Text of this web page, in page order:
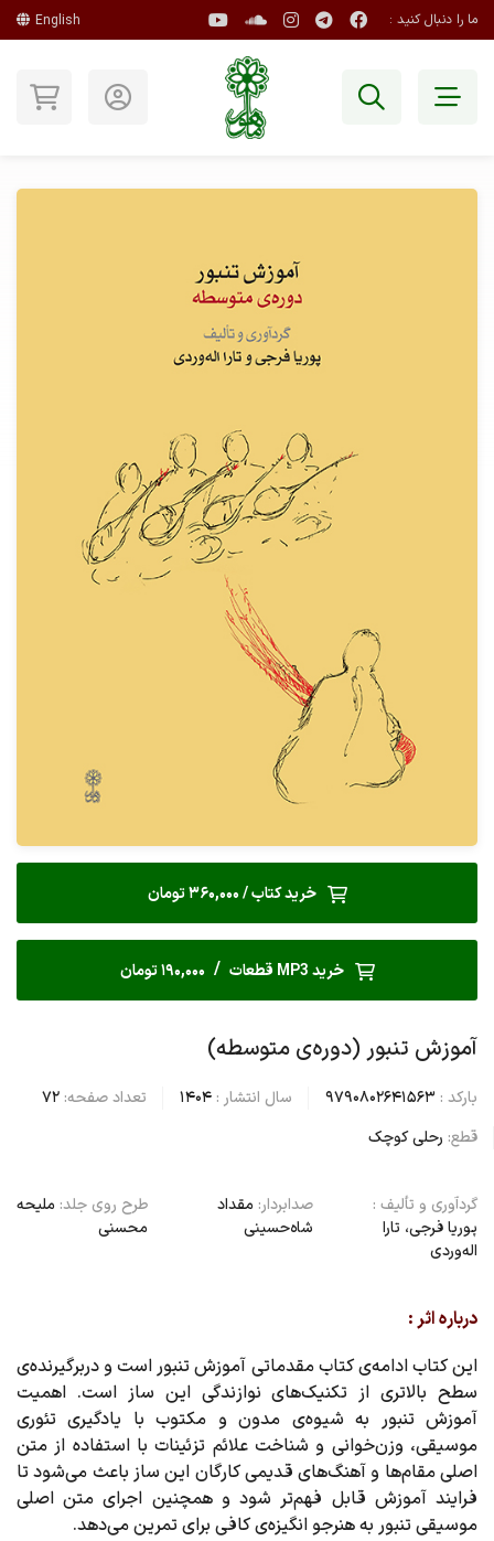
ما را دنبال کنید : English
خرید کتاب / 360,000 تومان
خرید MP3 قطعات /190,000 تومان
آموزش تنبور (دوره‌ی متوسطه)
بارکد : 9790802641563 سال انتشار : 1404 تعداد صفحه: 72
قطع: رحلی کوچک
گردآوری و تألیف :
پوریا فرجی، تارا
اله‌وردی
صدابردار: مقداد
شاه‌حسینی
طرح روی جلد: ملیحه
محسنی
درباره اثر :
این کتاب ادامه‌ی کتاب مقدماتی آموزش تنبور است و دربرگیرنده‌ی
سطح بالاتری از تکنیک‌های نوازندگی این ساز است. اهمیت
آموزش تنبور به شیوه‌ی مدون و مکتوب با یادگیری تئوری
موسیقی، وزن‌خوانی و شناخت علائم تزئینات با استفاده از متن
اصلی مقام‌ها و آهنگ‌های قدیمی کارگان این ساز باعث می‌شود تا
فرایند آموزش قابل فهم‌تر شود و همچنین اجرای متن اصلی
موسیقی تنبور به هنرجو انگیزه‌ی کافی برای تمرین می‌دهد.